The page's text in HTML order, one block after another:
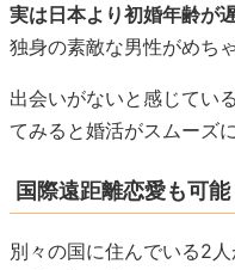
実は日本より初婚年齢が
独身の素敵な男性がめち
出会いがないと感じてい
てみると婚活がスムーズ
国際遠距離恋愛も可能
別々の国に住んでいる2